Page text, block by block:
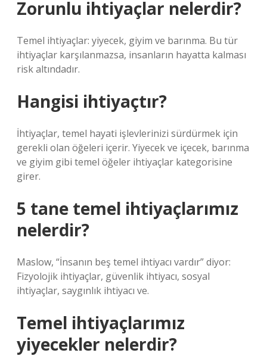
Zorunlu ihtiyaçlar nelerdir?
Temel ihtiyaçlar: yiyecek, giyim ve barınma. Bu tür
ihtiyaçlar karşılanmazsa, insanların hayatta kalması
risk altındadır.
Hangisi ihtiyaçtır?
İhtiyaçlar, temel hayati işlevlerinizi sürdürmek için
gerekli olan öğeleri içerir. Yiyecek ve içecek, barınma
ve giyim gibi temel öğeler ihtiyaçlar kategorisine
girer.
5 tane temel ihtiyaçlarımız
nelerdir?
Maslow, “İnsanın beş temel ihtiyacı vardır” diyor:
Fizyolojik ihtiyaçlar, güvenlik ihtiyacı, sosyal
ihtiyaçlar, saygınlık ihtiyacı ve.
Temel ihtiyaçlarımız
yiyecekler nelerdir?